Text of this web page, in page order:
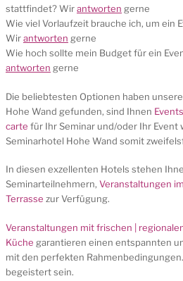
stattfindet? Wirantworten gerne
Wie viel Vorlaufzeit brauche ich, um ein
Wirantworten gerne
Wie hoch sollte mein Budget für ein
antworten gerne
Die beliebtesten Optionen haben
Hohe Wand gefunden, sind Ihnen
carte für Ihr Seminar und/oder Ihr Event
Seminarhotel Hohe Wand somit
In diesen exzellenten Hotels stehen
Seminarteilnehmern, Veranstaltungen
Terrasse zur Verfügung.
Veranstaltungen mit frischen |
Küche garantieren einen entspannten
mit den perfekten
begeistert sein.